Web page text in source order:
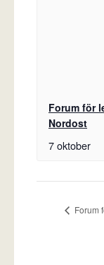
Forum för
Nordost
7 oktober
Forum